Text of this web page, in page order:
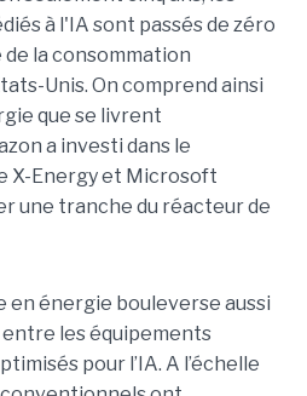
à l'IA sont passés de zéro
la consommation
Unis. On comprend ainsi
que se livrent
a investi dans le
X-Energy et Microsoft
une tranche du réacteur de
en énergie bouleverse aussi
les équipements
pour l’IA. A l’échelle